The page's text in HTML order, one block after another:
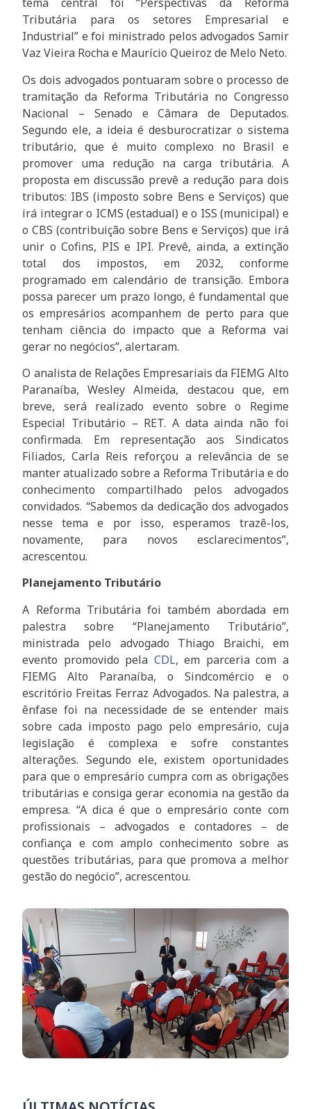
Tributária para os setores Empresarial e
Industrial” e foi ministrado pelos advogados Samir
Vaz Vieira Rocha e Maurício Queiroz de Melo Neto.
Os dois advogados pontuaram sobre o processo de
tramitação da Reforma Tributária no Congresso
Nacional – Senado e Câmara de Deputados.
Segundo ele, a ideia é desburocratizar o sistema
tributário, que é muito complexo no Brasil e
promover uma redução na carga tributária. A
proposta em discussão prevê a redução para dois
tributos: IBS (imposto sobre Bens e Serviços) que
irá integrar o ICMS (estadual) e o ISS (municipal) e
o CBS (contribuição sobre Bens e Serviços) que irá
unir o Cofins, PIS e IPI. Prevê, ainda, a extinção
total dos impostos, em 2032, conforme
programado em calendário de transição. Embora
possa parecer um prazo longo, é fundamental que
os empresários acompanhem de perto para que
tenham ciência do impacto que a Reforma vai
gerar no negócios”, alertaram.
O analista de Relações Empresariais da FIEMG Alto
Paranaíba, Wesley Almeida, destacou que, em
breve, será realizado evento sobre o Regime
Especial Tributário – RET. A data ainda não foi
confirmada. Em representação aos Sindicatos
Filiados, Carla Reis reforçou a relevância de se
manter atualizado sobre a Reforma Tributária e do
conhecimento compartilhado pelos advogados
convidados. “Sabemos da dedicação dos advogados
nesse tema e por isso, esperamos trazê-los,
novamente, para novos esclarecimentos”,
acrescentou.
Planejamento Tributário
A Reforma Tributária foi também abordada em
palestra sobre “Planejamento Tributário”,
ministrada pelo advogado Thiago Braichi, em
evento promovido pela CDL, em parceria com a
FIEMG Alto Paranaíba, o Sindcomércio e o
escritório Freitas Ferraz Advogados. Na palestra, a
ênfase foi na necessidade de se entender mais
sobre cada imposto pago pelo empresário, cuja
legislação é complexa e sofre constantes
alterações. Segundo ele, existem oportunidades
para que o empresário cumpra com as obrigações
tributárias e consiga gerar economia na gestão da
empresa. “A dica é que o empresário conte com
profissionais – advogados e contadores – de
confiança e com amplo conhecimento sobre as
questões tributárias, para que promova a melhor
gestão do negócio”, acrescentou.